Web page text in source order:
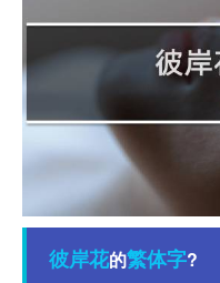
彼岸花的繁体字?